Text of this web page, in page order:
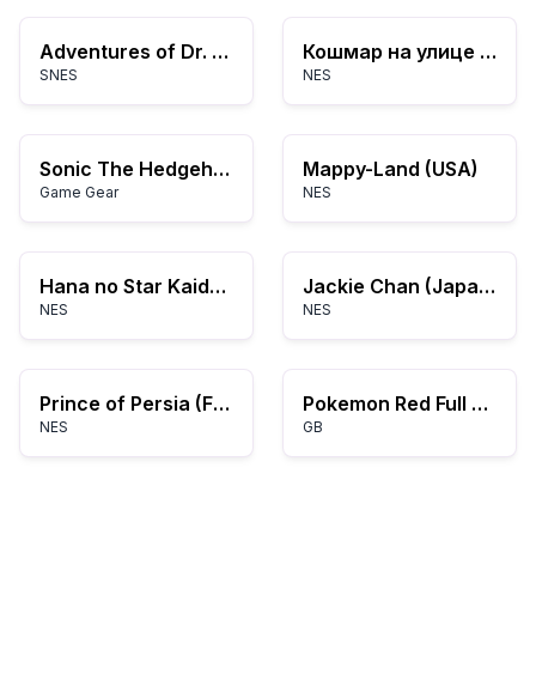
Adventures of Dr. Franken, The (USA)
SNES
Кошмар на улице Вязов
NES
Sonic The Hedgehog (World) (v1.1)
Game Gear
Mappy-Land (USA)
NES
Hana no Star Kaidou (Japan)
NES
Jackie Chan (Japan)
NES
Prince of Persia (France)
NES
Pokemon Red Full Color Hack
GB